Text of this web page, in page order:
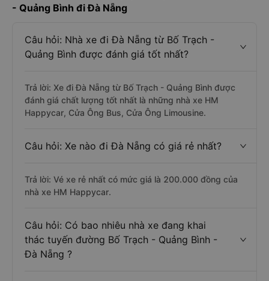
- Quảng Bình đi Đà Nẵng
Câu hỏi: Nhà xe đi Đà Nẵng từ Bố Trạch -
Quảng Bình được đánh giá tốt nhất?
Trả lời: Xe đi Đà Nẵng từ Bố Trạch - Quảng Bình được
đánh giá chất lượng tốt nhất là những nhà xe HM
Happycar, Cửa Ông Bus, Cửa Ông Limousine.
Câu hỏi: Xe nào đi Đà Nẵng có giá rẻ nhất?
Trả lời: Vé xe rẻ nhất có mức giá là 200.000 đồng của
nhà xe HM Happycar.
Câu hỏi: Có bao nhiêu nhà xe đang khai
thác tuyến đường Bố Trạch - Quảng Bình -
Đà Nẵng ?